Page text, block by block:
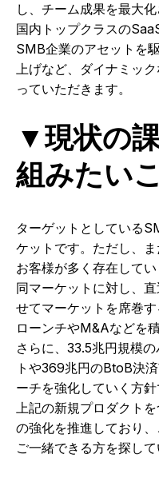
し、チーム成果を最大化
国内トップクラスの
SMB企業のアセットを
上げなど、ダイナミッ
っていただきます。
▼現状の
組みたい
ターゲットとしている
ケットです。ただし、
お客様が多く存在してい
同マーケットに対し、
せてマーケットを席巻
ローンチやM&Aなどを
さらに、33.5兆円規模
トや369兆円のBtoB決
ーチを強化していく方針
上記の新規プロダクト
の強化を推進しており
ご一緒できる方を探して